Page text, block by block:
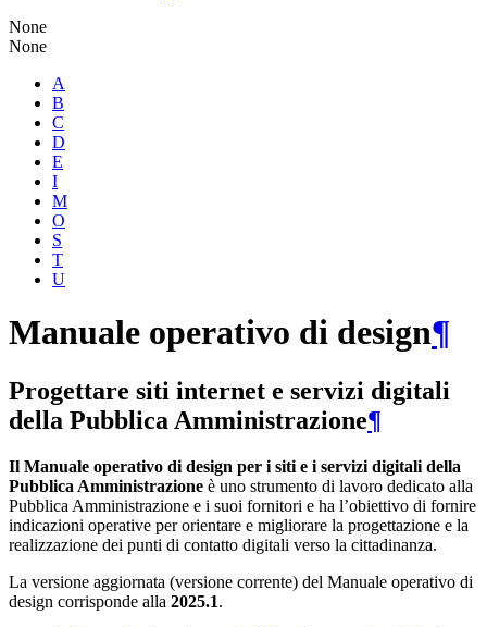
None
None
A
B
C
D
E
I
M
O
S
T
U
Manuale operativo di design¶
Progettare siti internet e servizi digitali
della Pubblica Amministrazione¶
Il Manuale operativo di design per i siti e i servizi digitali della
Pubblica Amministrazione è uno strumento di lavoro dedicato alla
Pubblica Amministrazione e i suoi fornitori e ha l’obiettivo di fornire
indicazioni operative per orientare e migliorare la progettazione e la
realizzazione dei punti di contatto digitali verso la cittadinanza.
La versione aggiornata (versione corrente) del Manuale operativo di
design corrisponde alla 2025.1.